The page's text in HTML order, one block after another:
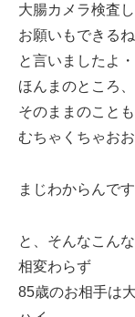
大腸カメラ検査
お願いもできる
と言いましたよ・
ほんまのところ
そのままのこと
むちゃくちゃお
まじわからんで
と、そんなこん
相変わらず
85歳のお相手は